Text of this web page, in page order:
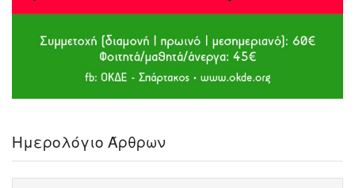
Ημερολόγιο Άρθρων